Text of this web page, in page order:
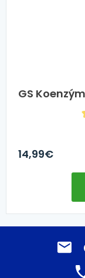
GS
14,99€